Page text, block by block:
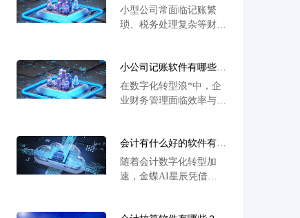
财务做报表软件优选方案
小型公司常面临记账繁
琐、税务处理复杂等财务
核算及多重数据安全保障
为核心，提供全流程云端
解决方案，15天免费试用
小公司记账软件有哪些？
核心痛点解析与智能化解
决方案推荐
在数字化转型浪*中，企
业财务管理面临效率与合
通过云端协同、智能核算
与业财一体化为企业提供
高效解决方案，支持多税
会计有什么好的软件有哪
些及问题解决方案全解析
随着会计数字化转型加
速，金蝶AI星辰凭借智